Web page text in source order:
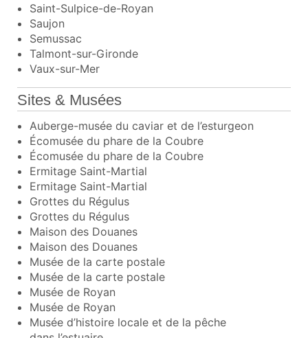
Saint-Sulpice-de-Royan
Saujon
Semussac
Talmont-sur-Gironde
Vaux-sur-Mer
Sites & Musées
Auberge-musée du caviar et de l’esturgeon
Écomusée du phare de la Coubre
Écomusée du phare de la Coubre
Ermitage Saint-Martial
Ermitage Saint-Martial
Grottes du Régulus
Grottes du Régulus
Maison des Douanes
Maison des Douanes
Musée de la carte postale
Musée de la carte postale
Musée de Royan
Musée de Royan
Musée d’histoire locale et de la pêche